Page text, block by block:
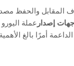
المقابل والحفظ
عملة جهات إصدار
أمرًا بالغ